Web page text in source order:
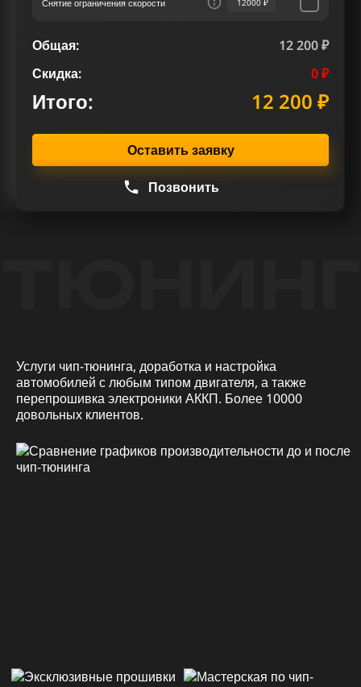
Снятие ограничения скорости 12000 ₽
Общая:
12 200 ₽
Скидка:
0 ₽
Итого: 12 200 ₽
Оставить заявку
Позвонить
Услуги чип-тюнинга, доработка и настройка
автомобилей с любым типом двигателя, а также
перепрошивка электроники АККП. Более 10000
довольных клиентов.